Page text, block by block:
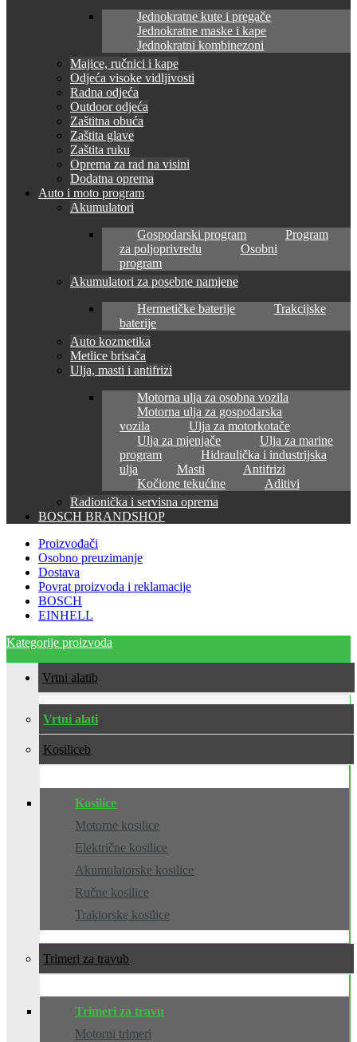
Jednokratne kute i pregače
Jednokratne maske i kape
Jednokratni kombinezoni
Majice, ručnici i kape
Odjeća visoke vidljivosti
Radna odjeća
Outdoor odjeća
Zaštitna obuća
Zaštita glave
Zaštita ruku
Oprema za rad na visini
Dodatna oprema
Auto i moto program
Akumulatori
Gospodarski program
Program
za poljoprivredu
Osobni
program
Akumulatori za posebne namjene
Hermetičke baterije
Trakcijske
baterije
Auto kozmetika
Metlice brisača
Ulja, masti i antifrizi
Motorna ulja za osobna vozila
Motorna ulja za gospodarska
vozila
Ulja za motorkotače
Ulja za mjenjače
Ulja za marine
program
Hidraulička i industrijska
ulja
Masti
Antifrizi
Kočione tekućine
Aditivi
Radionička i servisna oprema
BOSCH BRANDSHOP
Proizvođači
Osobno preuzimanje
Dostava
Povrat proizvoda i reklamacije
BOSCH
EINHELL
Kategorije proizvoda
Vrtni alati
Vrtni alati
Kosilice
Kosilice
Motorne kosilice
Električne kosilice
Akumulatorske kosilice
Ručne kosilice
Traktorske kosilice
Trimeri za travu
Trimeri za travu
Motorni trimeri